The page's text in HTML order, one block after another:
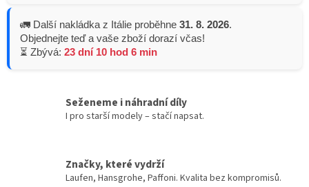
🚛 Další nakládka z Itálie proběhne 31. 8. 2026.
Objednejte teď a vaše zboží dorazí včas!
⏳ Zbývá: 23 dní 10 hod 6 min
Seženeme i náhradní díly
I pro starší modely – stačí napsat.
Značky, které vydrží
Laufen, Hansgrohe, Paffoni. Kvalita bez kompromisů.